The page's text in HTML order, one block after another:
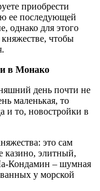
приобрести
ее последующей
однако для этого
чтобы
в Монако
день почти не
маленькая, то
и то, новостройки в
это сам
казино, элитный,
Кондамин – шумная
у морской